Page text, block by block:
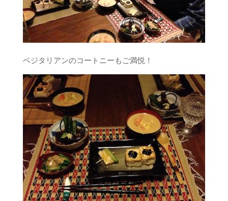
ベジタリアンのコートニーもご満悦！